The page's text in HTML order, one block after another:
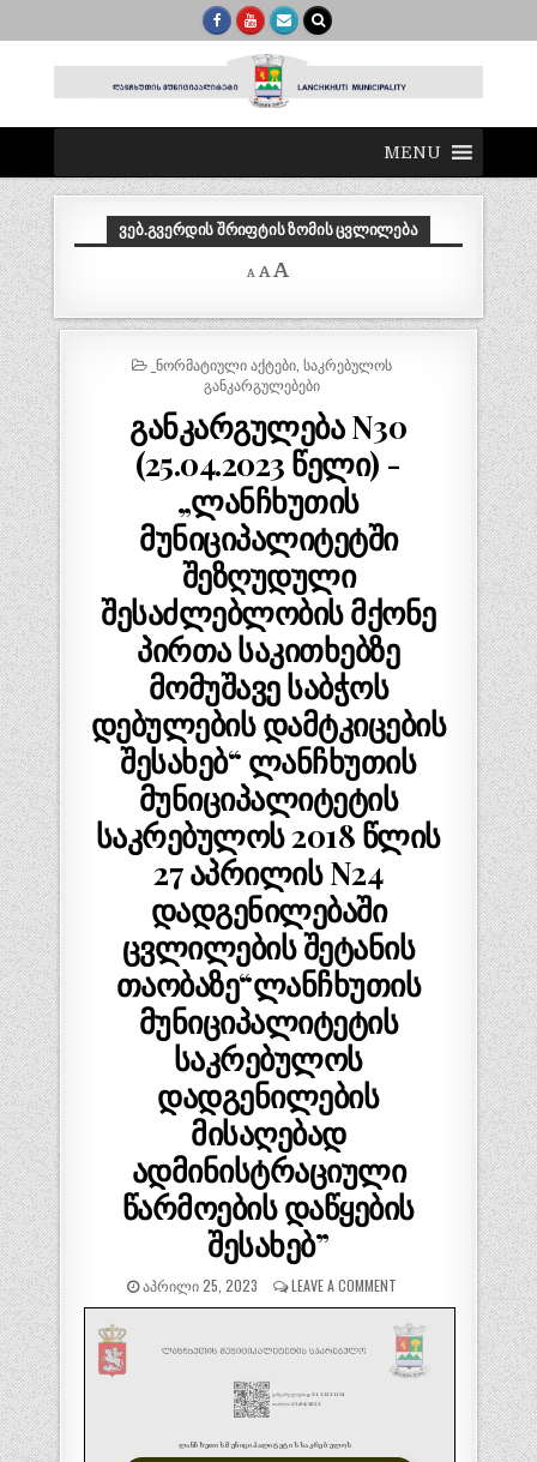
MENU
ᲕᲔᲑ.ᲒᲕᲔᲠᲓᲘᲡ ᲨᲠᲘᲤᲢᲘᲡ ᲖᲝᲛᲘᲡ ᲪᲕᲚᲘᲚᲔᲑᲐ
A
Decrease
font
A Reset
A
size.
POSTED
_ᲜᲝᲠᲛᲐᲢᲘᲣᲚᲘ ᲐᲥᲢᲔᲑᲘ,ᲡᲐᲙᲠᲔᲑᲣᲚᲝᲡ
ᲒᲐᲜᲙᲐᲠᲒᲣᲚᲔᲑᲔᲑᲘ
განკარგულება N30
(25.04.2023 წელი) -
„ლანჩხუთის
მუნიციპალიტეტში
შეზღუდული
შესაძლებლობის მქონე
პირთა საკითხებზე
მომუშავე საბჭოს
დებულების დამტკიცების
შესახებ“ ლანჩხუთის
მუნიციპალიტეტის
საკრებულოს 2018 წლის
27 აპრილის N24
დადგენილებაში
ცვლილების შეტანის
თაობაზე“ლანჩხუთის
მუნიციპალიტეტის
საკრებულოს
დადგენილების
მისაღებად
ადმინისტრაციული
წარმოების დაწყების
შესახებ”
ᲐᲞᲠᲘᲚᲘ 25, 2023 LEAVE A COMMENT